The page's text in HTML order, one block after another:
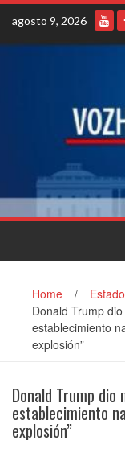
Skip
content
agosto 9, 2026
Home /
Donald Trump
establecimiento
explosión”
Donald Trump
establecimiento
explosión”